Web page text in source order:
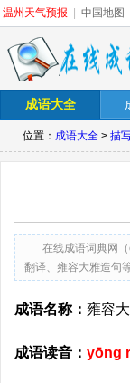
温州天气预报 中国地图
成语大全
位置： 成语大全 > 描
在线成语词典网
翻译、雍容大雅造句
成语名称： 雍容
成语读音： yōng